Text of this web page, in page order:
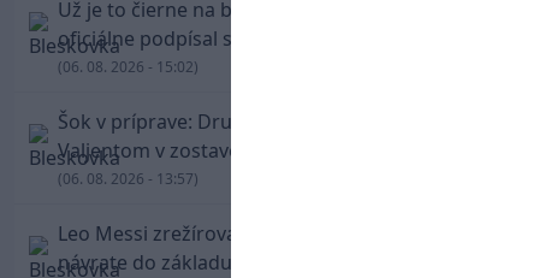
Už je to čierne na bielom: Mohamed Salah
oficiálne podpísal s Trabzonsporom
(06. 08. 2026 - 15:02)
Šok v príprave: Druholigová Mallorca s
Valjentom v zostave zdolala PSG
(06. 08. 2026 - 13:57)
Leo Messi zrežíroval obrat Interu Miami, pri
návrate do základu strelil dva góly